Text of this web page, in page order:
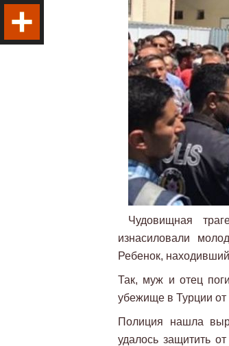
Чудовищная
изнасиловали
Ребенок,
Так, муж и отец
убежище в Турции
Полиция нашла
удалось защитить
Odnoklassniki